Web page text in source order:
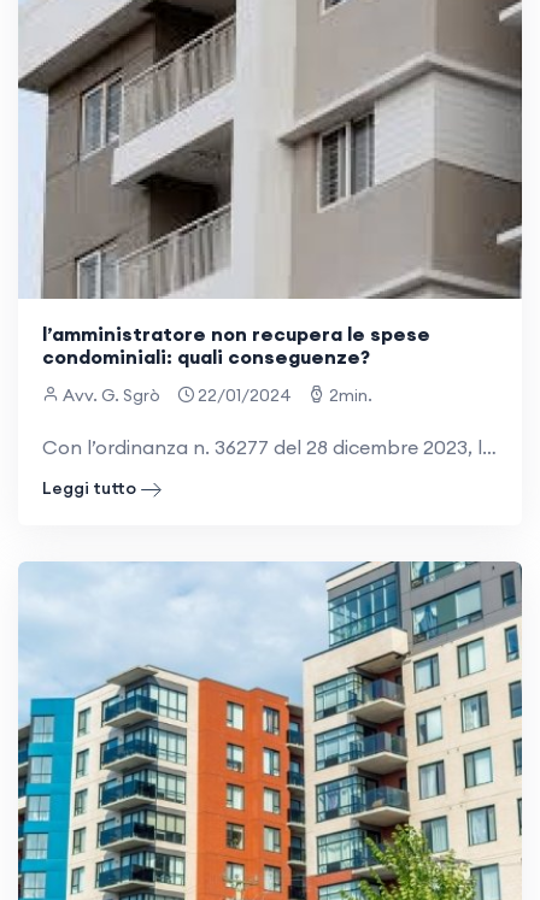
l’amministratore non recupera le spese
condominiali: quali conseguenze?
Avv. G. Sgrò 22/01/2024 2min.
Con l’ordinanza n. 36277 del 28 dicembre 2023, la Suprema Corte ha precisato che è tenuto a risarcire il condominio l’amministratore che non agisce contro i condòmini morosi per il recupero delle spese condominiali. IL CASO Tizio citava in giudizio
Leggi tutto